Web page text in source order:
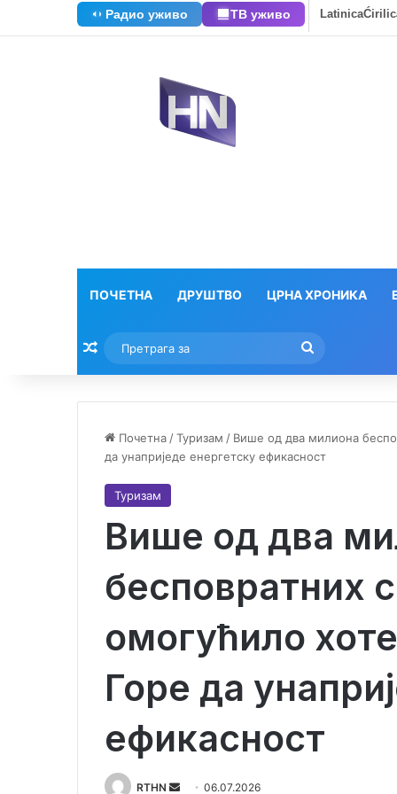
Радио уживо ТВ уживо Latinica
ПОЧЕТНА ДРУШТВО ЦРНА ХРОНИКА
Насумични текстови
за
Почетна /Туризам / Више од два милиона
да унаприједе енергетску ефикасност
Туризам
Више од два
бесповратних
омогућило
Горе да
ефикасност
RTHN 06.07.2026